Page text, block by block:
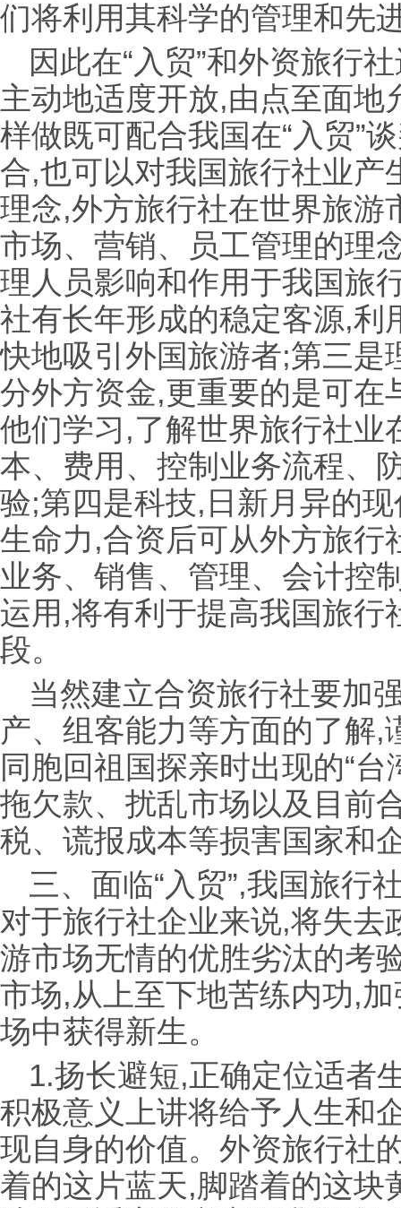
们将利用其科学的管理和先
因此在“入贸”和外资旅行
主动地适度开放,由点至面
样做既可配合我国在“入贸”
合,也可以对我国旅行社业产
理念,外方旅行社在世界旅游
市场、营销、员工管理的理
理人员影响和作用于我国旅
社有长年形成的稳定客源,利
快地吸引外国旅游者;第三是
分外方资金,更重要的是可在
他们学习,了解世界旅行社业
本、费用、控制业务流程、
验;第四是科技,日新月异的
生命力,合资后可从外方旅行
业务、销售、管理、会计控
运用,将有利于提高我国旅行
段。
当然建立合资旅行社要加
产、组客能力等方面的了解
同胞回祖国探亲时出现的“
拖欠款、扰乱市场以及目前
税、谎报成本等损害国家和
三、面临“入贸”,我国旅行
对于旅行社企业来说,将失
游市场无情的优胜劣汰的考
市场,从上至下地苦练内功,
场中获得新生。
1.扬长避短,正确定位适者
积极意义上讲将给予人生和
现自身的价值。外资旅行社
着的这片蓝天,脚踏着的这块